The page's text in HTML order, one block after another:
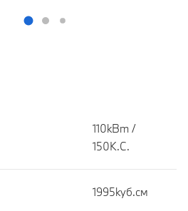
110кВт /
150К.С.
1995куб.cм